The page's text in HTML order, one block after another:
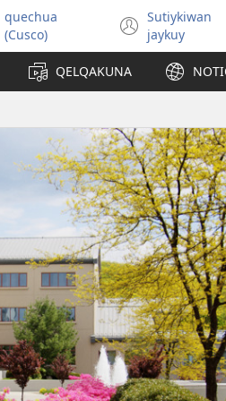
Simita
akllay
quechua
(Cusco)
Sutiykiwan
jaykuy(abre
una
nueva
QELQAKUNA